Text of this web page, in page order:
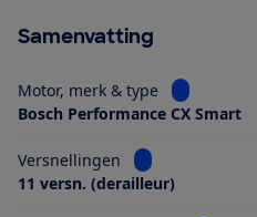
Samenvatting
Motor, merk & type
Bekijk
Bosch Performance CX Smart
Versnellingen
Bekijk
11 versn. (derailleur)